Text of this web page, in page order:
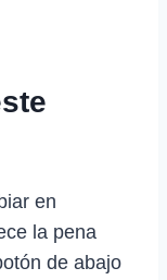
en
la pena
de abajo